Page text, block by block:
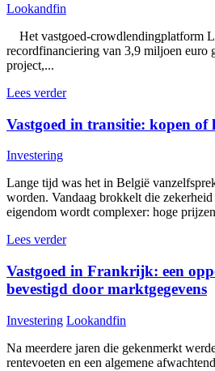
Lookandfin
Het vastgoed-crowdlendingplatform
recordfinanciering van 3,9 miljoen euro
project,...
Lees verder
Vastgoed in transitie: kopen of
Investering
Lange tijd was het in België
worden. Vandaag brokkelt die
eigendom wordt complexer: hoge
Lees verder
Vastgoed in Frankrijk: een
bevestigd door marktgegevens
Investering Lookandfin
Na meerdere jaren die gekenmerkt
rentevoeten en een algemene